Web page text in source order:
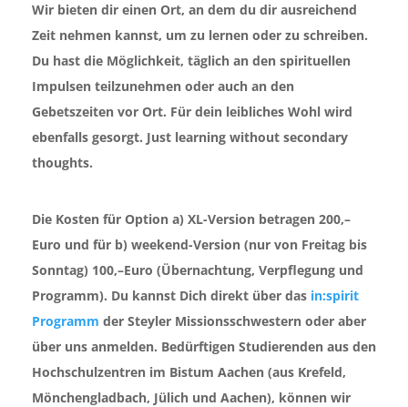
Wir bieten dir einen Ort, an dem du dir ausreichend
Zeit nehmen kannst, um zu lernen oder zu schreiben.
Du hast die Möglichkeit, täglich an den spirituellen
Impulsen teilzunehmen oder auch an den
Gebetszeiten vor Ort. Für dein leibliches Wohl wird
ebenfalls gesorgt. Just learning without secondary
thoughts.
Die Kosten für Option a) XL-Version betragen 200,–
Euro und für b) weekend-Version (nur von Freitag bis
Sonntag) 100,–Euro (Übernachtung, Verpflegung und
Programm). Du kannst Dich direkt über das in:spirit
Programm der Steyler Missionsschwestern oder aber
über uns anmelden. Bedürftigen Studierenden aus den
Hochschulzentren im Bistum Aachen (aus Krefeld,
Mönchengladbach, Jülich und Aachen), können wir